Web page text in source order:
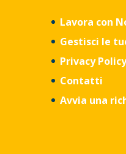
Lavora con
Gestisci le
Privacy Policy
Contatti
Avvia una